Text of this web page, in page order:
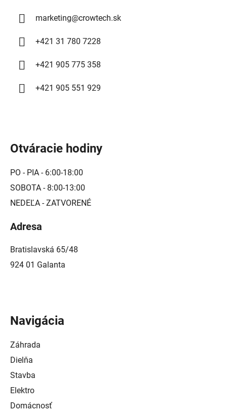
ý
marketing@crowtech.sk
+421 31 780 7228
+421 905 775 358
+421 905 551 929
Otváracie hodiny
PO - PIA - 6:00-18:00
SOBOTA - 8:00-13:00
NEDEĽA - ZATVORENÉ
Adresa
Bratislavská 65/48
924 01 Galanta
Navigácia
Záhrada
Dielňa
Stavba
Elektro
Domácnosť